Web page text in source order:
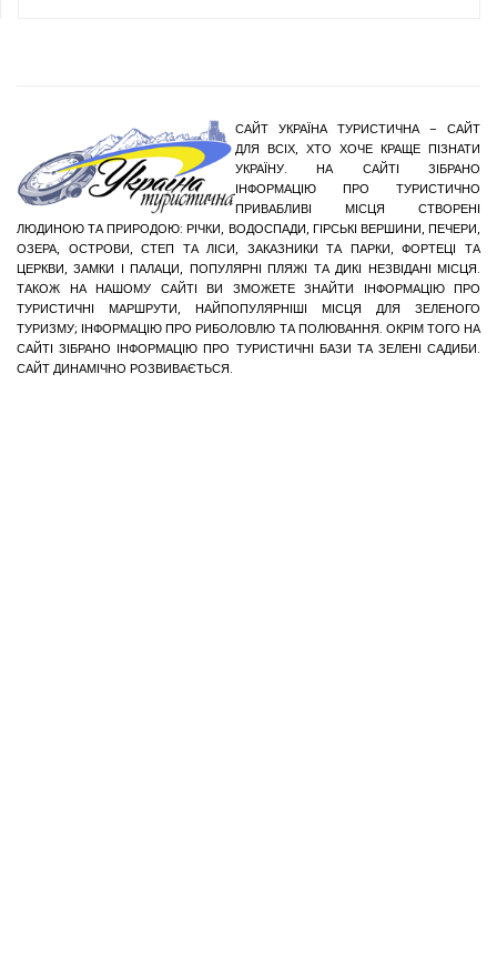
САЙТ УКРАЇНА ТУРИСТИЧНА – САЙТ
ДЛЯ ВСІХ, ХТО ХОЧЕ КРАЩЕ ПІЗНАТИ
УКРАЇНУ. НА САЙТІ ЗІБРАНО
ІНФОРМАЦІЮ ПРО ТУРИСТИЧНО
ПРИВАБЛИВІ МІСЦЯ СТВОРЕНІ
ЛЮДИНОЮ ТА ПРИРОДОЮ: РІЧКИ, ВОДОСПАДИ, ГІРСЬКІ ВЕРШИНИ, ПЕЧЕРИ,
ОЗЕРА, ОСТРОВИ, СТЕП ТА ЛІСИ, ЗАКАЗНИКИ ТА ПАРКИ, ФОРТЕЦІ ТА
ЦЕРКВИ, ЗАМКИ І ПАЛАЦИ, ПОПУЛЯРНІ ПЛЯЖІ ТА ДИКІ НЕЗВІДАНІ МІСЦЯ.
ТАКОЖ НА НАШОМУ САЙТІ ВИ ЗМОЖЕТЕ ЗНАЙТИ ІНФОРМАЦІЮ ПРО
ТУРИСТИЧНІ МАРШРУТИ, НАЙПОПУЛЯРНІШІ МІСЦЯ ДЛЯ ЗЕЛЕНОГО
ТУРИЗМУ; ІНФОРМАЦІЮ ПРО РИБОЛОВЛЮ ТА ПОЛЮВАННЯ. ОКРІМ ТОГО НА
САЙТІ ЗІБРАНО ІНФОРМАЦІЮ ПРО ТУРИСТИЧНІ БАЗИ ТА ЗЕЛЕНІ САДИБИ.
САЙТ ДИНАМІЧНО РОЗВИВАЄТЬСЯ.